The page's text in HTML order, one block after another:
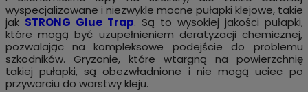
wyspecjalizowane i niezwykle mocne pułapki klejowe, takie
jak STRONG Glue Trap. Są to wysokiej jakości pułapki,
które mogą być uzupełnieniem deratyzacji chemicznej,
pozwalając na kompleksowe podejście do problemu
szkodników. Gryzonie, które wtargną na powierzchnię
takiej pułapki, są obezwładnione i nie mogą uciec po
przywarciu do warstwy kleju.